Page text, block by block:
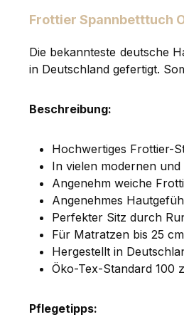
Frottier Spannbetttuch
Die bekannteste deutsche
in Deutschland gefertigt.
Beschreibung:
Hochwertiges Frottier-
In vielen modernen
Angenehm weiche
Angenehmes
Perfekter Sitz durch
Für Matratzen bis 25
Hergestellt in
Öko-Tex-Standard 100
Pflegetipps: